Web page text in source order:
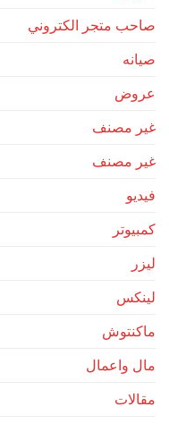
صاحب متجر الكتروني
صيانه
عروض
غير مصنف
غير مصنف
فيديو
كمبيوتر
ليزر
لينكس
ماكنتوش
مال واعمال
مقالات